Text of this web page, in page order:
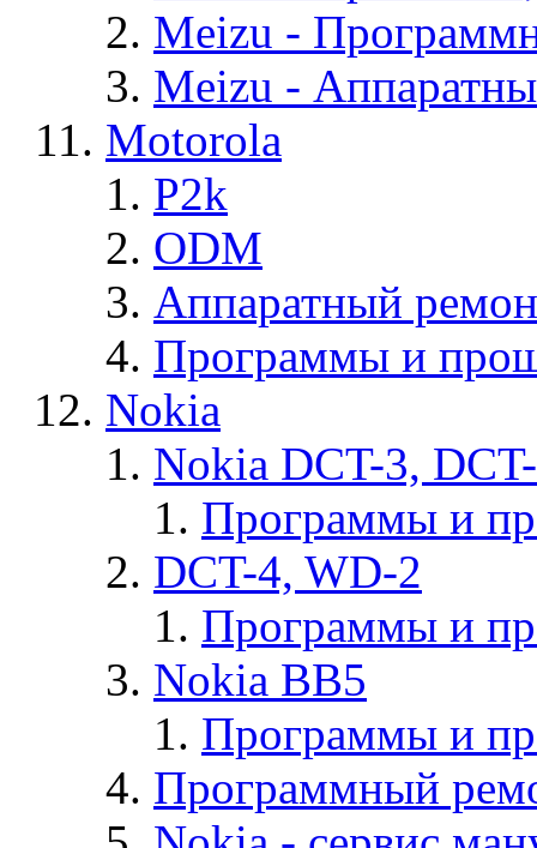
Meizu -
Meizu -
Motorola
P2k
ODM
Аппаратный
Программы и
Nokia
Nokia DCT-3,
Программы и
DCT-4, WD-2
Программы и
Nokia BB5
Программы и
Программный